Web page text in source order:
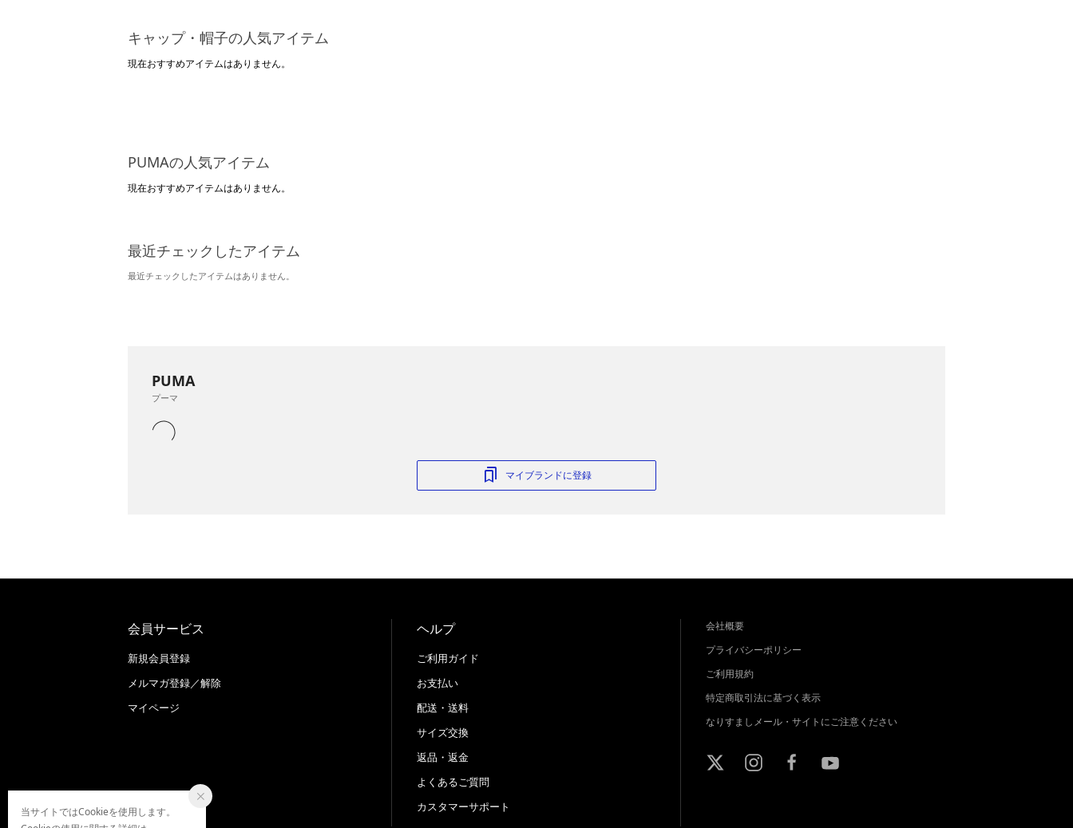
キャップ・帽子の人気アイテム
現在おすすめアイテムはありません。
PUMAの人気アイテム
現在おすすめアイテムはありません。
最近チェックしたアイテム
最近チェックしたアイテムはありません。
PUMA
プーマ
マイブランドに登録
会員サービス
新規会員登録
メルマガ登録／解除
マイページ
ヘルプ
ご利用ガイド
お支払い
配送・送料
サイズ交換
返品・返金
よくあるご質問
カスタマーサポート
会社概要
プライバシーポリシー
ご利用規約
特定商取引法に基づく表示
なりすましメール・サイトにご注意ください
当サイトではCookieを使用します。